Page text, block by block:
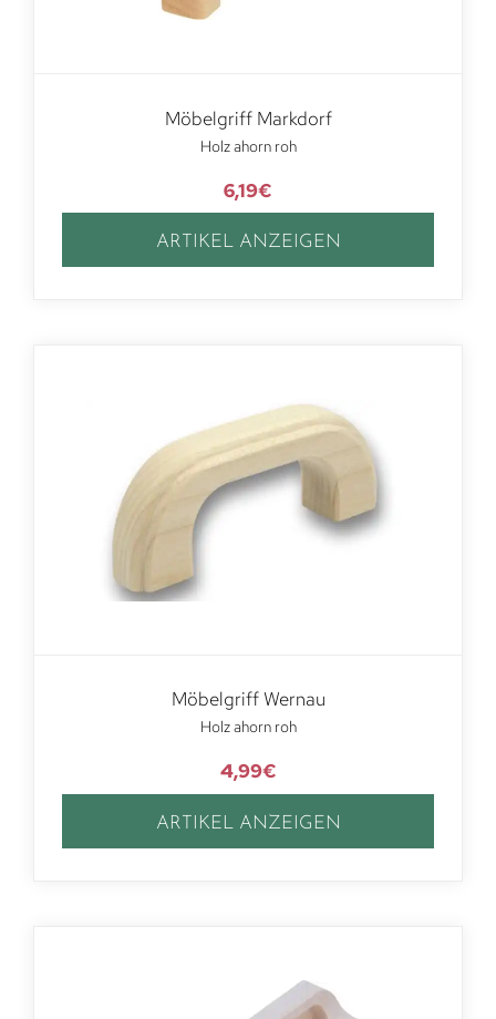
Möbelgriff Markdorf
Holz ahorn roh
6,19€
ARTIKEL ANZEIGEN
Möbelgriff Wernau
Holz ahorn roh
4,99€
ARTIKEL ANZEIGEN